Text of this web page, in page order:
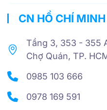
CN HỒ CHÍ MINH
Tầng 3, 353 - 355
Chợ Quán, TP.
0985 103 666
0978 169 591